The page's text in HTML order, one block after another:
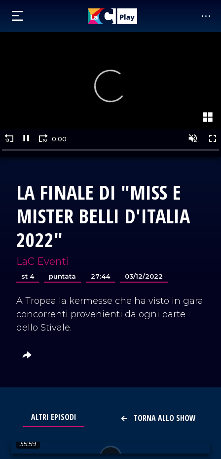
LA FINALE DI "MISS E
MISTER BELLI D'ITALIA
2022"
LaC Eventi
st 4 puntata 27:44 03/12/2022
A Tropea la kermesse che ha visto in gara
concorrenti provenienti da ogni parte
dello Stivale.
TORNA ALLO SHOW
ALTRI EPISODI
35:59
VAI AL TITOLO